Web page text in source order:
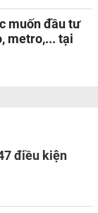
muốn đầu tư
metro,... tại
điều kiện